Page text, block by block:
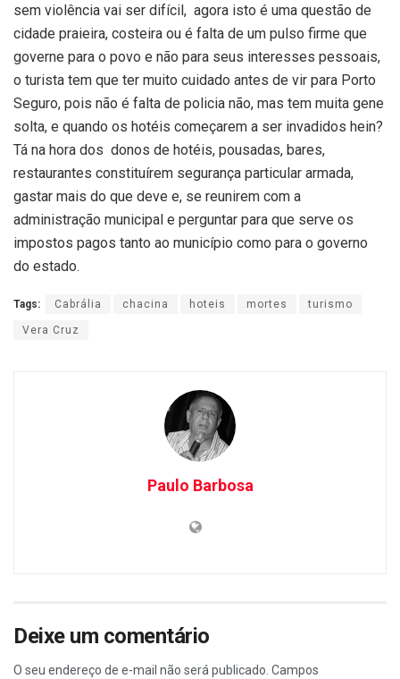
sem violência vai ser difícil, agora isto é uma questão de
cidade praieira, costeira ou é falta de um pulso firme que
governe para o povo e não para seus interesses pessoais,
o turista tem que ter muito cuidado antes de vir para Porto
Seguro, pois não é falta de policia não, mas tem muita gene
solta, e quando os hotéis começarem a ser invadidos hein?
Tá na hora dos donos de hotéis, pousadas, bares,
restaurantes constituírem segurança particular armada,
gastar mais do que deve e, se reunirem com a
administração municipal e perguntar para que serve os
impostos pagos tanto ao município como para o governo
do estado.
Tags: Cabrália chacina hoteis mortes turismo
Vera Cruz
Paulo Barbosa
Deixe um comentário
O seu endereço de e-mail não será publicado. Campos